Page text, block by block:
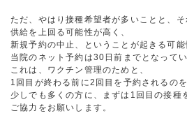
ただ、やはり接種希望者が多いことと、
供給を上回る可能性が高く、
新規予約の中止、ということが起きる可能
当院のネット予約は30日前までとなってい
これは、ワクチン管理のためと、
1回目が終わる前に2回目を予約されるのを
少しでも多くの方に、まずは1回目の接種
ご協力をお願いします。